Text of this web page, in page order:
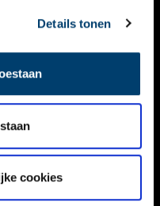
Details tonen
cookies